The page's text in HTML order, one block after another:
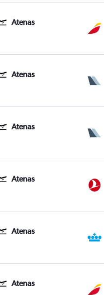
Atenas
Panama City Tocumen Intl
Atenas
Panama City Tocumen Intl
Atenas
Panama City Tocumen Intl
Atenas
Panama City Tocumen Intl
Atenas
Panama City Tocumen Intl
Atenas